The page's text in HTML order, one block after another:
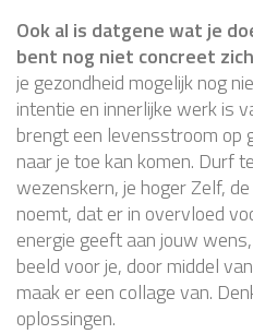
Ook al is datgene wat je
bent nog niet concreet
je gezondheid mogelijk nog
intentie en innerlijke werk is
brengt een levensstroom op
naar je toe kan komen. Durf
wezenskern, je hoger Zelf,
noemt, dat er in overvloed
energie geeft aan jouw
beeld voor je, door middel
maak er een collage van.
oplossingen.